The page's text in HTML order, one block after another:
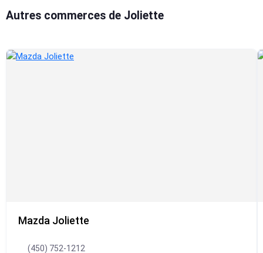
Autres commerces de Joliette
Mazda Joliette
(450) 752-1212